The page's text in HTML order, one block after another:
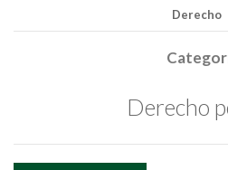
Derecho
Derecho